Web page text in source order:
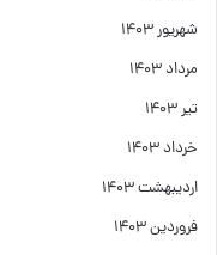
شهریور ۱۴۰۳
مرداد ۱۴۰۳
تیر ۱۴۰۳
خرداد ۱۴۰۳
اردیبهشت ۱۴۰۳
فروردین ۱۴۰۳